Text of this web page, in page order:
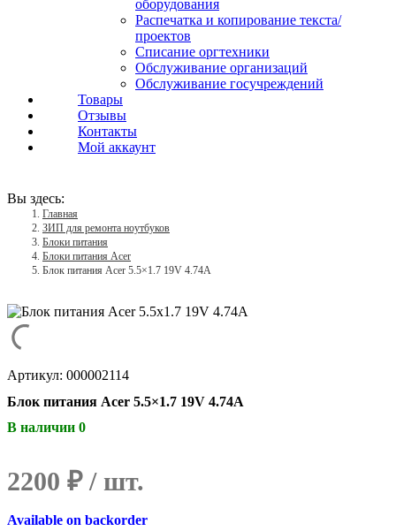
оборудования
Распечатка и копирование текста/
проектов
Списание оргтехники
Обслуживание организаций
Обслуживание госучреждений
Товары
Отзывы
Контакты
Мой аккаунт
Вы здесь:
Главная
ЗИП для ремонта ноутбуков
Блоки питания
Блоки питания Acer
Блок питания Acer 5.5×1.7 19V 4.74A
Артикул: 000002114
Блок питания Acer 5.5×1.7 19V 4.74A
В наличии 0
2200 ₽
Available on backorder